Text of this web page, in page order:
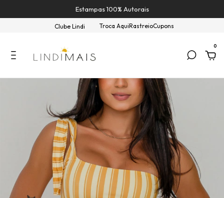
Estampas 100% Autorais
Clube Lindi Troca AquiRastreioCupons
0